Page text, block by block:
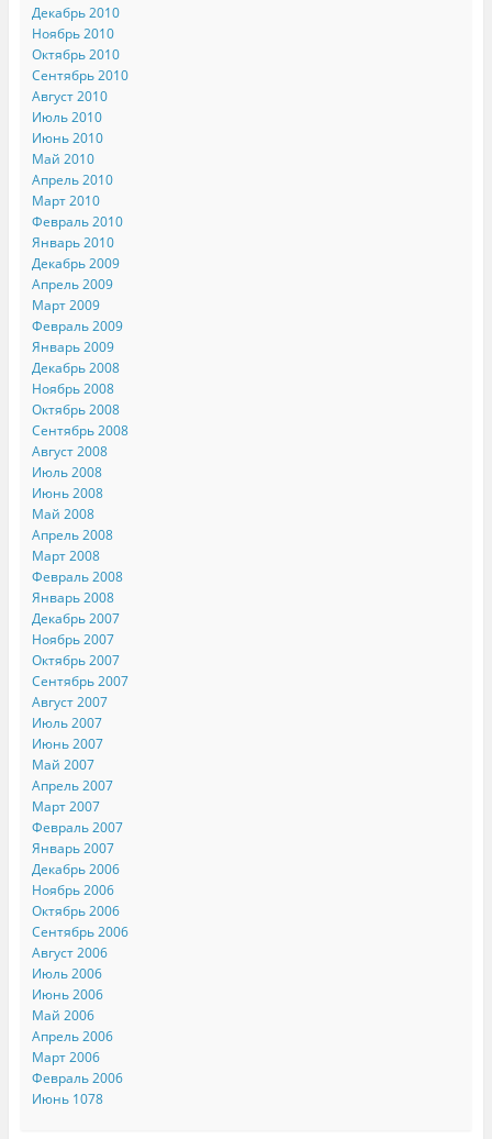
Декабрь 2010
Ноябрь 2010
Октябрь 2010
Сентябрь 2010
Август 2010
Июль 2010
Июнь 2010
Май 2010
Апрель 2010
Март 2010
Февраль 2010
Январь 2010
Декабрь 2009
Апрель 2009
Март 2009
Февраль 2009
Январь 2009
Декабрь 2008
Ноябрь 2008
Октябрь 2008
Сентябрь 2008
Август 2008
Июль 2008
Июнь 2008
Май 2008
Апрель 2008
Март 2008
Февраль 2008
Январь 2008
Декабрь 2007
Ноябрь 2007
Октябрь 2007
Сентябрь 2007
Август 2007
Июль 2007
Июнь 2007
Май 2007
Апрель 2007
Март 2007
Февраль 2007
Январь 2007
Декабрь 2006
Ноябрь 2006
Октябрь 2006
Сентябрь 2006
Август 2006
Июль 2006
Июнь 2006
Май 2006
Апрель 2006
Март 2006
Февраль 2006
Июнь 1078